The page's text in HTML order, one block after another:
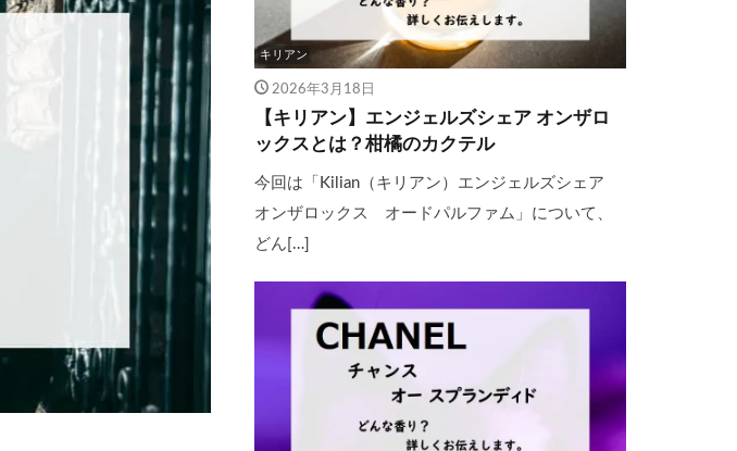
キリアン
2026年3月18日
【キリアン】エンジェルズシェア オンザロ
ックスとは？柑橘のカクテル
今回は「Kilian（キリアン）エンジェルズシェア
オンザロックス オードパルファム」について、
どん[…]